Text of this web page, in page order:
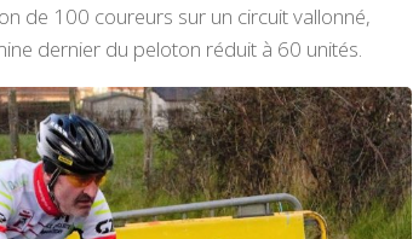
de 100 coureurs sur un circuit vallonné,
dernier du peloton réduit à 60 unités.